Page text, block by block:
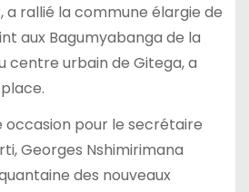
a rallié la commune élargie de
aux Bagumyabanga de la
centre urbain de Gitega, a
pour le secrétaire
Georges Nshimirimana
des nouveaux